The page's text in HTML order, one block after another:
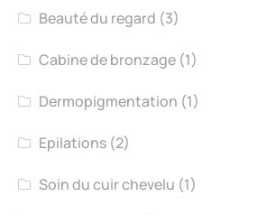
Beauté du regard (3)
Cabine de bronzage (1)
Dermopigmentation (1)
Epilations (2)
Soin du cuir chevelu (1)